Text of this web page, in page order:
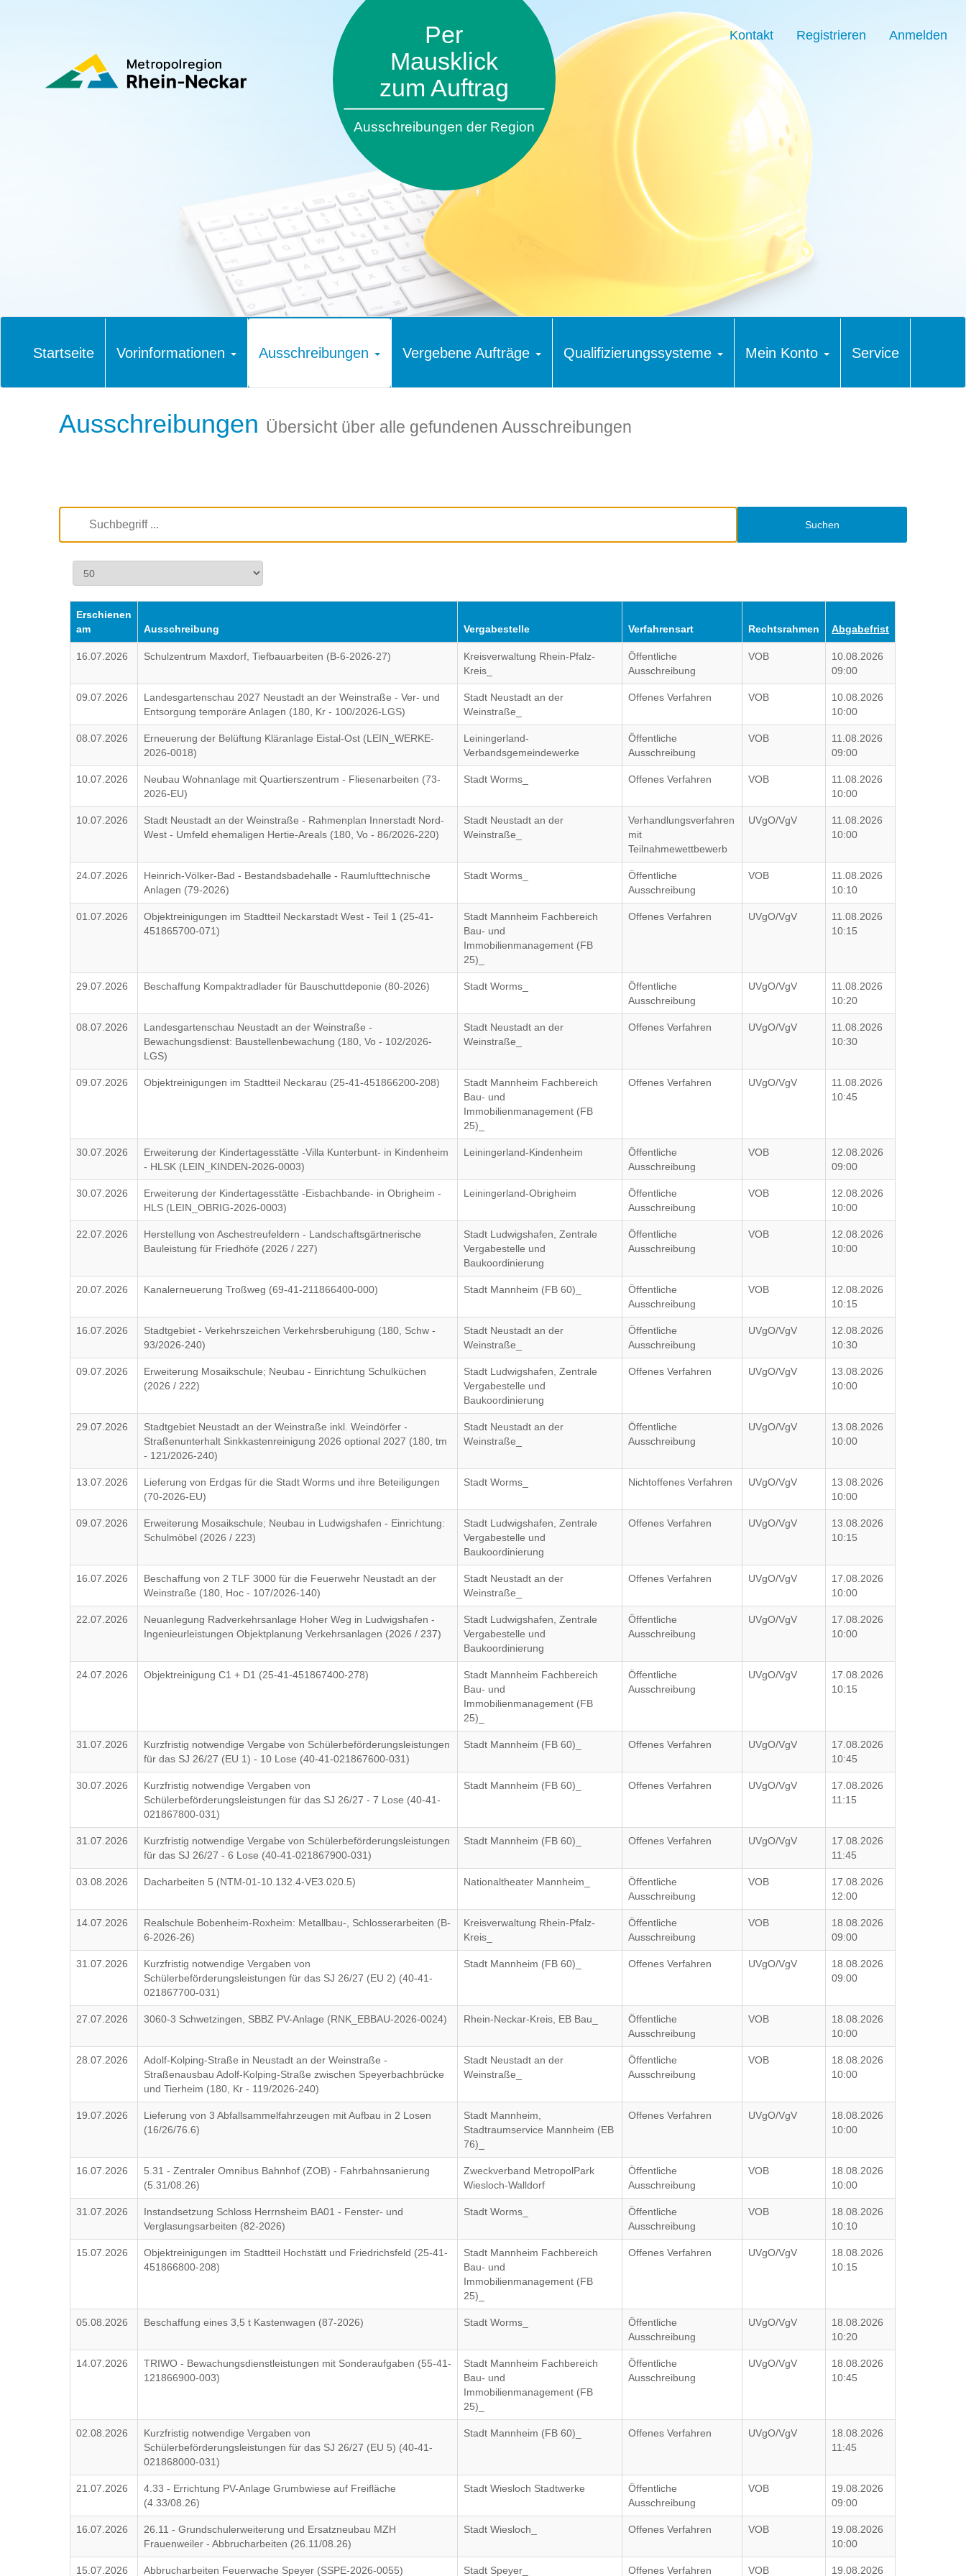
Per
Mausklick
zum Auftrag
Ausschreibungen der Region
Kontakt Registrieren Anmelden
Startseite Vorinformationen Ausschreibungen Vergebene Aufträge Qualifizierungssysteme Mein Konto Service
Ausschreibungen Übersicht über alle gefundenen Ausschreibungen
Suchen
Erschienen
am
Ausschreibung Vergabestelle Verfahrensart Rechtsrahmen Abgabefrist
16.07.2026 Schulzentrum Maxdorf, Tiefbauarbeiten (B-6-2026-27)
Kreisverwaltung Rhein-Pfalz-
Kreis_
Öffentliche
Ausschreibung
VOB
10.08.2026
09:00
09.07.2026
Landesgartenschau 2027 Neustadt an der Weinstraße - Ver- und
Entsorgung temporäre Anlagen (180, Kr - 100/2026-LGS)
Stadt Neustadt an der
Weinstraße_
Offenes Verfahren VOB
10.08.2026
10:00
08.07.2026
Erneuerung der Belüftung Kläranlage Eistal-Ost (LEIN_WERKE-
2026-0018)
Leiningerland-
Verbandsgemeindewerke
Öffentliche
Ausschreibung
VOB
11.08.2026
09:00
10.07.2026
Neubau Wohnanlage mit Quartierszentrum - Fliesenarbeiten (73-
2026-EU)
Stadt Worms_ Offenes Verfahren VOB
11.08.2026
10:00
10.07.2026
Stadt Neustadt an der Weinstraße - Rahmenplan Innerstadt Nord-
West - Umfeld ehemaligen Hertie-Areals (180, Vo - 86/2026-220)
Stadt Neustadt an der
Weinstraße_
Verhandlungsverfahren
mit
Teilnahmewettbewerb
UVgO/VgV
11.08.2026
10:00
24.07.2026
Heinrich-Völker-Bad - Bestandsbadehalle - Raumlufttechnische
Anlagen (79-2026)
Stadt Worms_
Öffentliche
Ausschreibung
VOB
11.08.2026
10:10
01.07.2026
Objektreinigungen im Stadtteil Neckarstadt West - Teil 1 (25-41-
451865700-071)
Stadt Mannheim Fachbereich
Bau- und
Immobilienmanagement (FB
25)_
Offenes Verfahren UVgO/VgV
11.08.2026
10:15
29.07.2026 Beschaffung Kompaktradlader für Bauschuttdeponie (80-2026) Stadt Worms_
Öffentliche
Ausschreibung
UVgO/VgV
11.08.2026
10:20
08.07.2026
Landesgartenschau Neustadt an der Weinstraße -
Bewachungsdienst: Baustellenbewachung (180, Vo - 102/2026-
LGS)
Stadt Neustadt an der
Weinstraße_
Offenes Verfahren UVgO/VgV
11.08.2026
10:30
09.07.2026 Objektreinigungen im Stadtteil Neckarau (25-41-451866200-208)
Stadt Mannheim Fachbereich
Bau- und
Immobilienmanagement (FB
25)_
Offenes Verfahren UVgO/VgV
11.08.2026
10:45
30.07.2026
Erweiterung der Kindertagesstätte -Villa Kunterbunt- in Kindenheim
- HLSK (LEIN_KINDEN-2026-0003)
Leiningerland-Kindenheim
Öffentliche
Ausschreibung
VOB
12.08.2026
09:00
30.07.2026
Erweiterung der Kindertagesstätte -Eisbachbande- in Obrigheim -
HLS (LEIN_OBRIG-2026-0003)
Leiningerland-Obrigheim
Öffentliche
Ausschreibung
VOB
12.08.2026
10:00
22.07.2026
Herstellung von Aschestreufeldern - Landschaftsgärtnerische
Bauleistung für Friedhöfe (2026 / 227)
Stadt Ludwigshafen, Zentrale
Vergabestelle und
Baukoordinierung
Öffentliche
Ausschreibung
VOB
12.08.2026
10:00
20.07.2026 Kanalerneuerung Troßweg (69-41-211866400-000) Stadt Mannheim (FB 60)_
Öffentliche
Ausschreibung
VOB
12.08.2026
10:15
16.07.2026
Stadtgebiet - Verkehrszeichen Verkehrsberuhigung (180, Schw -
93/2026-240)
Stadt Neustadt an der
Weinstraße_
Öffentliche
Ausschreibung
UVgO/VgV
12.08.2026
10:30
09.07.2026
Erweiterung Mosaikschule; Neubau - Einrichtung Schulküchen
(2026 / 222)
Stadt Ludwigshafen, Zentrale
Vergabestelle und
Baukoordinierung
Offenes Verfahren UVgO/VgV
13.08.2026
10:00
29.07.2026
Stadtgebiet Neustadt an der Weinstraße inkl. Weindörfer -
Straßenunterhalt Sinkkastenreinigung 2026 optional 2027 (180, tm
- 121/2026-240)
Stadt Neustadt an der
Weinstraße_
Öffentliche
Ausschreibung
UVgO/VgV
13.08.2026
10:00
13.07.2026
Lieferung von Erdgas für die Stadt Worms und ihre Beteiligungen
(70-2026-EU)
Stadt Worms_ Nichtoffenes Verfahren UVgO/VgV
13.08.2026
10:00
09.07.2026
Erweiterung Mosaikschule; Neubau in Ludwigshafen - Einrichtung:
Schulmöbel (2026 / 223)
Stadt Ludwigshafen, Zentrale
Vergabestelle und
Baukoordinierung
Offenes Verfahren UVgO/VgV
13.08.2026
10:15
16.07.2026
Beschaffung von 2 TLF 3000 für die Feuerwehr Neustadt an der
Weinstraße (180, Hoc - 107/2026-140)
Stadt Neustadt an der
Weinstraße_
Offenes Verfahren UVgO/VgV
17.08.2026
10:00
22.07.2026
Neuanlegung Radverkehrsanlage Hoher Weg in Ludwigshafen -
Ingenieurleistungen Objektplanung Verkehrsanlagen (2026 / 237)
Stadt Ludwigshafen, Zentrale
Vergabestelle und
Baukoordinierung
Öffentliche
Ausschreibung
UVgO/VgV
17.08.2026
10:00
24.07.2026 Objektreinigung C1 + D1 (25-41-451867400-278)
Stadt Mannheim Fachbereich
Bau- und
Immobilienmanagement (FB
25)_
Öffentliche
Ausschreibung
UVgO/VgV
17.08.2026
10:15
31.07.2026
Kurzfristig notwendige Vergabe von Schülerbeförderungsleistungen
für das SJ 26/27 (EU 1) - 10 Lose (40-41-021867600-031)
Stadt Mannheim (FB 60)_ Offenes Verfahren UVgO/VgV
17.08.2026
10:45
30.07.2026
Kurzfristig notwendige Vergaben von
Schülerbeförderungsleistungen für das SJ 26/27 - 7 Lose (40-41-
021867800-031)
Stadt Mannheim (FB 60)_ Offenes Verfahren UVgO/VgV
17.08.2026
11:15
31.07.2026
Kurzfristig notwendige Vergabe von Schülerbeförderungsleistungen
für das SJ 26/27 - 6 Lose (40-41-021867900-031)
Stadt Mannheim (FB 60)_ Offenes Verfahren UVgO/VgV
17.08.2026
11:45
03.08.2026 Dacharbeiten 5 (NTM-01-10.132.4-VE3.020.5) Nationaltheater Mannheim_
Öffentliche
Ausschreibung
VOB
17.08.2026
12:00
14.07.2026
Realschule Bobenheim-Roxheim: Metallbau-, Schlosserarbeiten (B-
6-2026-26)
Kreisverwaltung Rhein-Pfalz-
Kreis_
Öffentliche
Ausschreibung
VOB
18.08.2026
09:00
31.07.2026
Kurzfristig notwendige Vergaben von
Schülerbeförderungsleistungen für das SJ 26/27 (EU 2) (40-41-
021867700-031)
Stadt Mannheim (FB 60)_ Offenes Verfahren UVgO/VgV
18.08.2026
09:00
27.07.2026 3060-3 Schwetzingen, SBBZ PV-Anlage (RNK_EBBAU-2026-0024) Rhein-Neckar-Kreis, EB Bau_
Öffentliche
Ausschreibung
VOB
18.08.2026
10:00
28.07.2026
Adolf-Kolping-Straße in Neustadt an der Weinstraße -
Straßenausbau Adolf-Kolping-Straße zwischen Speyerbachbrücke
und Tierheim (180, Kr - 119/2026-240)
Stadt Neustadt an der
Weinstraße_
Öffentliche
Ausschreibung
VOB
18.08.2026
10:00
19.07.2026
Lieferung von 3 Abfallsammelfahrzeugen mit Aufbau in 2 Losen
(16/26/76.6)
Stadt Mannheim,
Stadtraumservice Mannheim (EB
76)_
Offenes Verfahren UVgO/VgV
18.08.2026
10:00
16.07.2026
5.31 - Zentraler Omnibus Bahnhof (ZOB) - Fahrbahnsanierung
(5.31/08.26)
Zweckverband MetropolPark
Wiesloch-Walldorf
Öffentliche
Ausschreibung
VOB
18.08.2026
10:00
31.07.2026
Instandsetzung Schloss Herrnsheim BA01 - Fenster- und
Verglasungsarbeiten (82-2026)
Stadt Worms_
Öffentliche
Ausschreibung
VOB
18.08.2026
10:10
15.07.2026
Objektreinigungen im Stadtteil Hochstätt und Friedrichsfeld (25-41-
451866800-208)
Stadt Mannheim Fachbereich
Bau- und
Immobilienmanagement (FB
25)_
Offenes Verfahren UVgO/VgV
18.08.2026
10:15
05.08.2026 Beschaffung eines 3,5 t Kastenwagen (87-2026) Stadt Worms_
Öffentliche
Ausschreibung
UVgO/VgV
18.08.2026
10:20
14.07.2026
TRIWO - Bewachungsdienstleistungen mit Sonderaufgaben (55-41-
121866900-003)
Stadt Mannheim Fachbereich
Bau- und
Immobilienmanagement (FB
25)_
Öffentliche
Ausschreibung
UVgO/VgV
18.08.2026
10:45
02.08.2026
Kurzfristig notwendige Vergaben von
Schülerbeförderungsleistungen für das SJ 26/27 (EU 5) (40-41-
021868000-031)
Stadt Mannheim (FB 60)_ Offenes Verfahren UVgO/VgV
18.08.2026
11:45
21.07.2026
4.33 - Errichtung PV-Anlage Grumbwiese auf Freifläche
(4.33/08.26)
Stadt Wiesloch Stadtwerke
Öffentliche
Ausschreibung
VOB
19.08.2026
09:00
16.07.2026
26.11 - Grundschulerweiterung und Ersatzneubau MZH
Frauenweiler - Abbrucharbeiten (26.11/08.26)
Stadt Wiesloch_ Offenes Verfahren VOB
19.08.2026
10:00
15.07.2026 Abbrucharbeiten Feuerwache Speyer (SSPE-2026-0055) Stadt Speyer_ Offenes Verfahren VOB 19.08.2026